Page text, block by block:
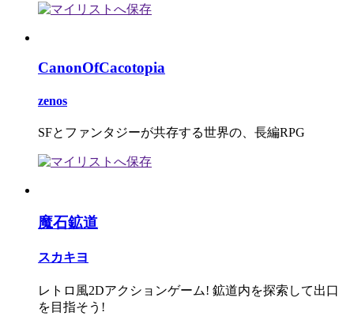
CanonOfCacotopia
zenos
SFとファンタジーが共存する世界の、長編RPG
魔石鉱道
スカキヨ
レトロ風2Dアクションゲーム! 鉱道内を探索して出口
を目指そう!